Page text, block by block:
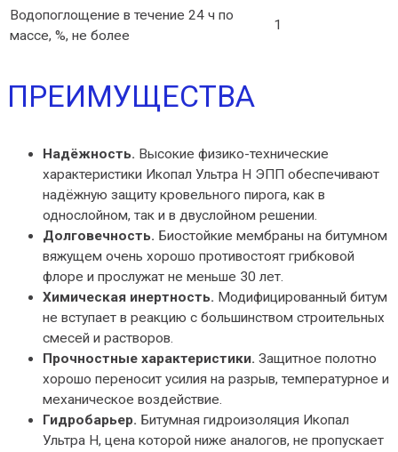
Водопоглощение в течение 24 ч по
массе, %, не более
1
ПРЕИМУЩЕСТВА
Надёжность. Высокие физико-технические
характеристики Икопал Ультра Н ЭПП обеспечивают
надёжную защиту кровельного пирога, как в
однослойном, так и в двуслойном решении.
Долговечность. Биостойкие мембраны на битумном
вяжущем очень хорошо противостоят грибковой
флоре и прослужат не меньше 30 лет.
Химическая инертность. Модифицированный битум
не вступает в реакцию с большинством строительных
смесей и растворов.
Прочностные характеристики. Защитное полотно
хорошо переносит усилия на разрыв, температурное и
механическое воздействие.
Гидробарьер. Битумная гидроизоляция Икопал
Ультра Н, цена которой ниже аналогов, не пропускает